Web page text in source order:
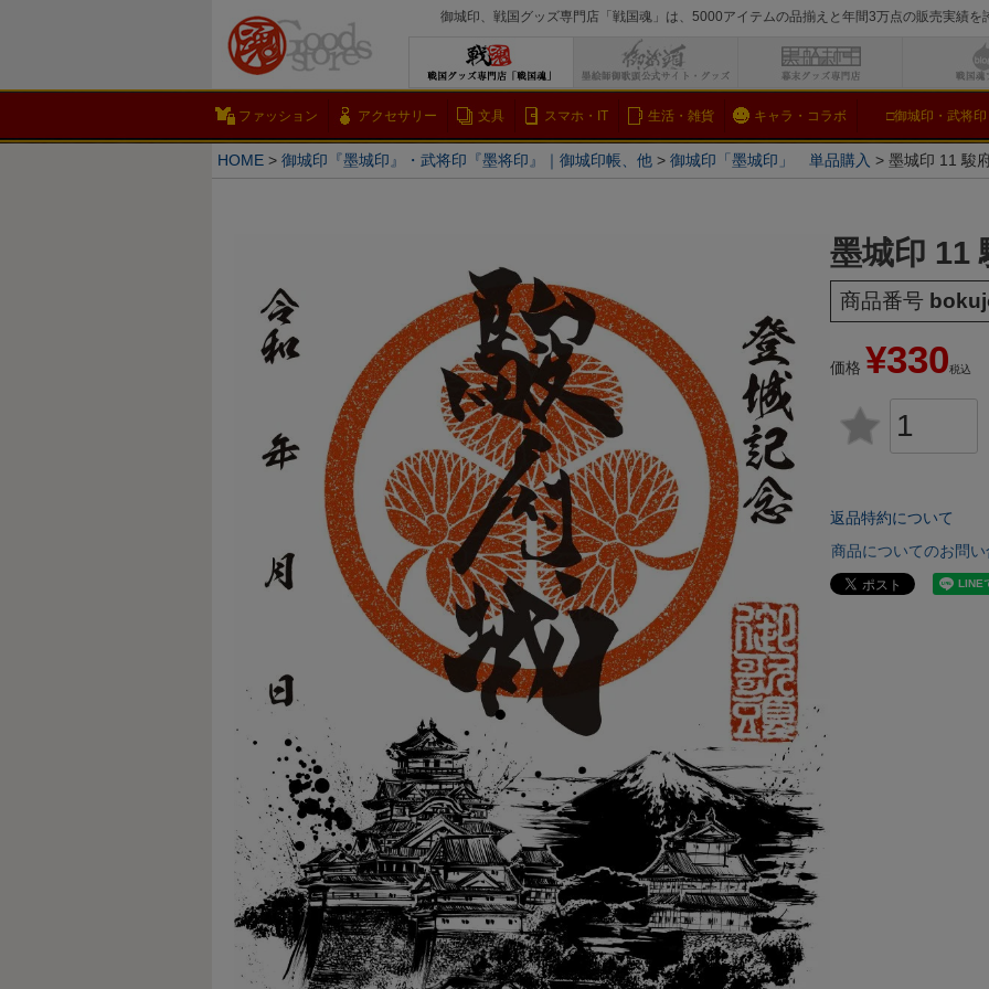
御城印、戦国グッズ専門店「戦国魂」は、5000アイテムの品揃えと年間3万点の販売実績
検索
ファッション アクセサリー 文具 スマホ・IT 生活・雑貨 キャラ・コラボ □御城印・武将印
HOME 御城印『墨城印』・武将印『墨将印』｜御城印帳、他 御城印「墨城印」 単品購入 墨城印 11 駿
墨城印 11
商品番号
価格 ¥330税込
返品特約について
商品についてのお問